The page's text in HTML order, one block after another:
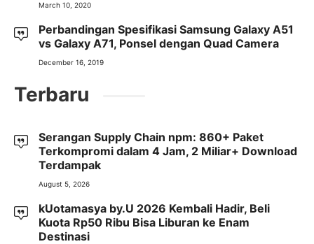
March 10, 2020
Perbandingan Spesifikasi Samsung Galaxy A51
vs Galaxy A71, Ponsel dengan Quad Camera
December 16, 2019
Terbaru
Serangan Supply Chain npm: 860+ Paket
Terkompromi dalam 4 Jam, 2 Miliar+ Download
Terdampak
August 5, 2026
kUotamasya by.U 2026 Kembali Hadir, Beli
Kuota Rp50 Ribu Bisa Liburan ke Enam
Destinasi